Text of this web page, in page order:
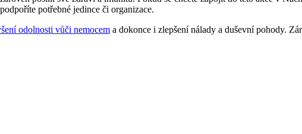
potřebné jedince či organizace.
odolnosti vůči nemocem a dokonce i zlepšení nálady a duševní pohody.